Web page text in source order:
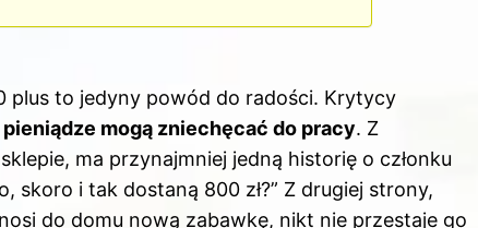
plus to jedyny powód do radości. Krytycy
mogą zniechęcać do pracy. Z
ma przynajmniej jedną historię o członku
skoro i tak dostaną 800 zł?” Z drugiej strony,
do domu nową zabawkę, nikt nie przestaje go